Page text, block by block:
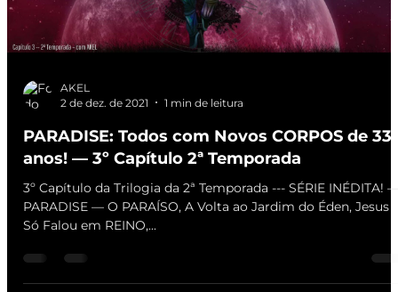
AKEL
2 de dez. de 2021
1 min de leitura
PARADISE: Todos com Novos CORPOS de 33
anos! — 3º Capítulo 2ª Temporada
3º Capítulo da Trilogia da 2ª Temporada --- SÉRIE INÉDITA!
PARADISE — O PARAÍSO, A Volta ao Jardim do Éden, Jesus
Só Falou em REINO,...